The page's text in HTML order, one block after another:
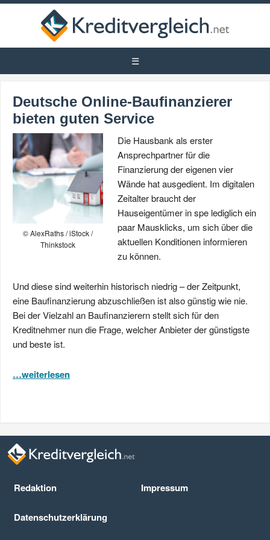
Deutsche Online-Baufinanzierer
bieten guten Service
© AlexRaths / iStock /
Thinkstock
Die Hausbank als erster
Ansprechpartner für die
Finanzierung der eigenen vier
Wände hat ausgedient. Im digitalen
Zeitalter braucht der
Hauseigentümer in spe lediglich ein
paar Mausklicks, um sich über die
aktuellen Konditionen informieren
zu können.
Und diese sind weiterhin historisch niedrig – der Zeitpunkt,
eine Baufinanzierung abzuschließen ist also günstig wie nie.
Bei der Vielzahl an Baufinanzierern stellt sich für den
Kreditnehmer nun die Frage, welcher Anbieter der günstigste
und beste ist.
…weiterlesen
Redaktion Impressum
Datenschutz­erklärung